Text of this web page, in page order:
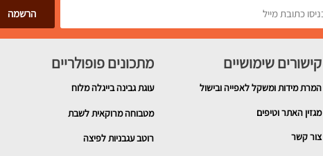
קישורים שימושיים
המרת מידות ומשקל לאפייה ובישול
מגזין האתר וטיפים
צור קשר
מתכונים פופולריים
עוגת גבינה בייגלה מלוח
מטבוחה מרוקאית לשבת
רוטב עגבניות לפיצה